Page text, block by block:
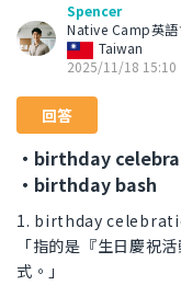
Spencer
Native Camp英語
Taiwan
2025/11/18 15:10
回答
・birthday
・birthday bash
1. birthday
「指的是『生日慶祝
式。」